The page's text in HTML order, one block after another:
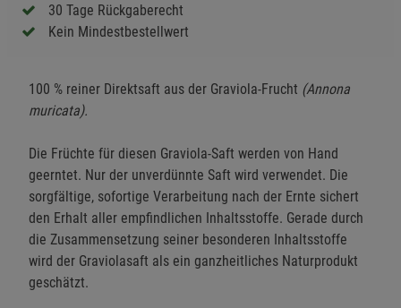
30 Tage Rückgaberecht
Kein Mindestbestellwert
100 % reiner Direktsaft aus der Graviola-Frucht (Annona
muricata).
Die Früchte für diesen Graviola-Saft werden von Hand
geerntet. Nur der unverdünnte Saft wird verwendet. Die
sorgfältige, sofortige Verarbeitung nach der Ernte sichert
den Erhalt aller empfindlichen Inhaltsstoffe. Gerade durch
die Zusammensetzung seiner besonderen Inhaltsstoffe
wird der Graviolasaft als ein ganzheitliches Naturprodukt
geschätzt.